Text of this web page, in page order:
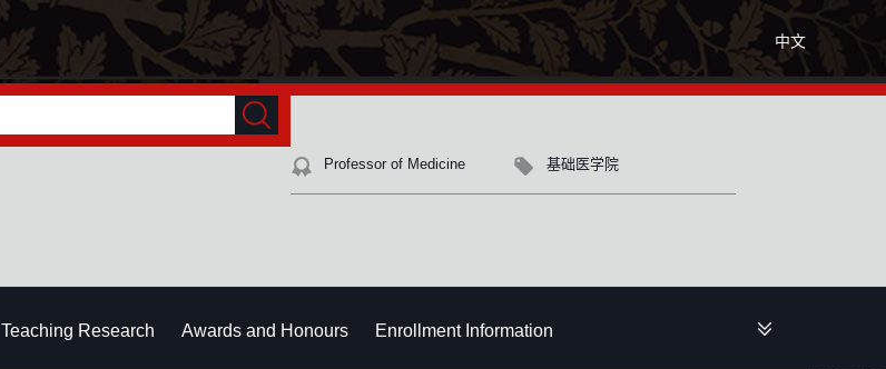
中文
Professor of Medicine 基础医学院
Teaching Research Awards and Honours Enrollment Information